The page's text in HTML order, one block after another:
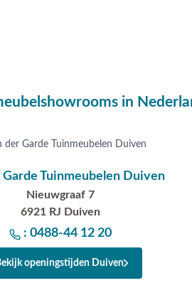
en
in
Garde Tuinmeubelen Duiven
Nieuwgraaf 7
6921 RJ Duiven
: 0488-44 12 20
openingstijden Duiven